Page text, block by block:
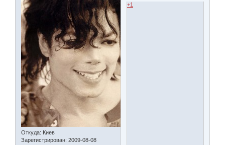
Откуда: Киев
Зарегистрирован: 2009-08-08
+1